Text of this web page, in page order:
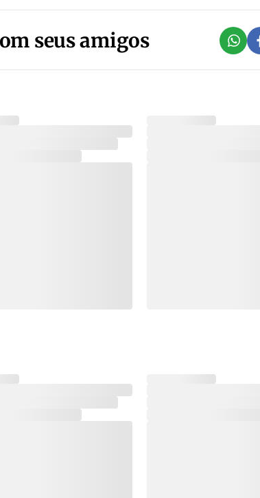
seus amigos